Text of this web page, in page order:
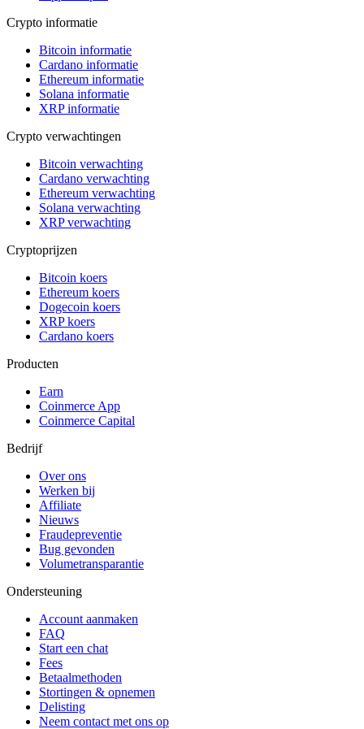
Crypto informatie
Bitcoin informatie
Cardano informatie
Ethereum informatie
Solana informatie
XRP informatie
Crypto verwachtingen
Bitcoin verwachting
Cardano verwachting
Ethereum verwachting
Solana verwachting
XRP verwachting
Cryptoprijzen
Bitcoin koers
Ethereum koers
Dogecoin koers
XRP koers
Cardano koers
Producten
Earn
Coinmerce App
Coinmerce Capital
Bedrijf
Over ons
Werken bij
Affiliate
Nieuws
Fraudepreventie
Bug gevonden
Volumetransparantie
Ondersteuning
Account aanmaken
FAQ
Start een chat
Fees
Betaalmethoden
Stortingen & opnemen
Delisting
Neem contact met ons op